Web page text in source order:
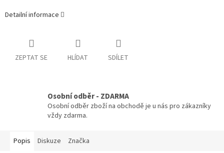
Detailní informace
ZEPTAT SE HLÍDAT SDÍLET
Osobní odběr - ZDARMA
Osobní odběr zboží na obchodě je u nás pro zákazníky
vždy zdarma.
Popis Diskuze Značka